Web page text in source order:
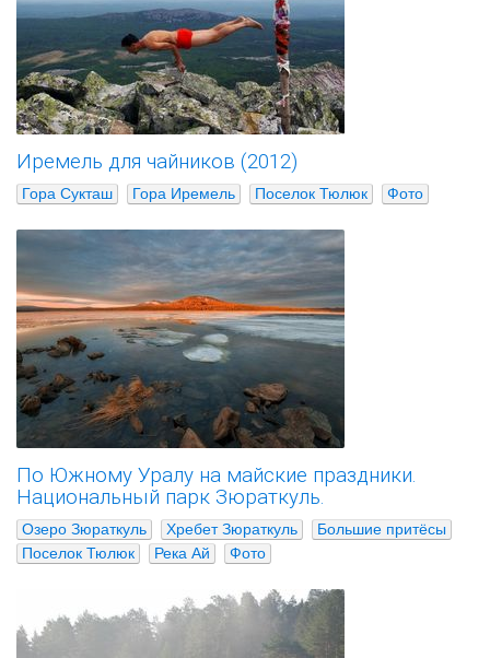
Иремель для чайников (2012)
Гора Сукташ Гора Иремель Поселок Тюлюк Фото
По Южному Уралу на майские праздники.
Национальный парк Зюраткуль.
Озеро Зюраткуль Хребет Зюраткуль
Большие притёсы
Поселок Тюлюк
Река Ай Фото